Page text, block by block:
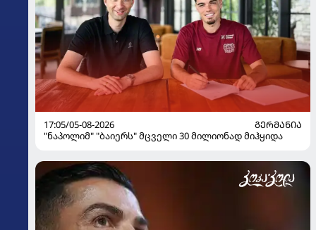
17:05/05-08-2026
ᲒᲔᲠᲛᲐᲜᲘᲐ
"ნაპოლიმ" "ბაიერს" მცველი 30 მილიონად მიჰყიდა